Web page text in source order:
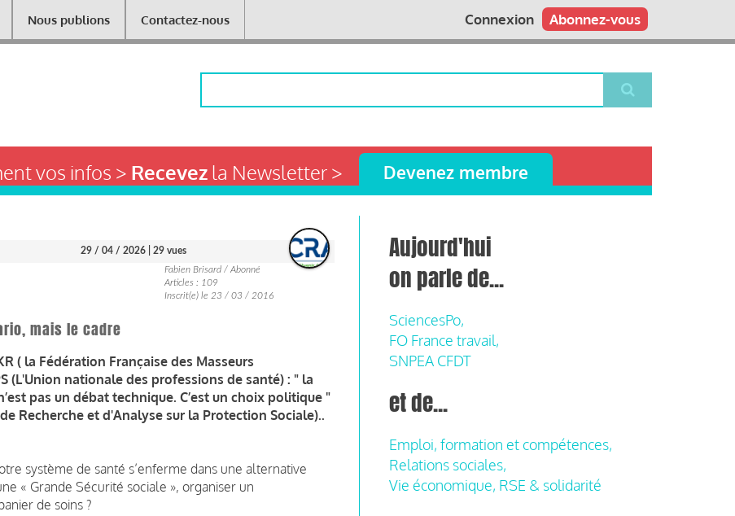
Nous publions Contactez-nous Abonnez-vous
Connexion
vos infos > Recevezla Newsletter > Devenez membre
29 / 04 / 2026 | 29 vues
Fabien Brisard / Abonné
Articles : 109
Inscrit(e) le 23 / 03 / 2016
mais le cadre
( la Fédération Française des Masseurs
(L'Union nationale des professions de santé) : " la
pas un débat technique. C’est un choix politique "
Recherche et d'Analyse sur la Protection Sociale)..
système de santé s’enferme dans une alternative
« Grande Sécurité sociale », organiser un
de soins ?
Aujourd'hui
on parle de...
SciencesPo,
FO France travail,
SNPEA CFDT
et de...
Emploi, formation et compétences,
Relations sociales,
Vie économique, RSE & solidarité